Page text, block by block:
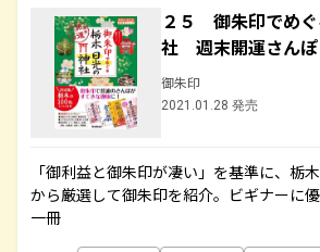
２５ 御朱印でめ
社 週末開運さんぽ
御朱印
2021.01.28 発売
「御利益と御朱印が凄い」を基準に、栃
から厳選して御朱印を紹介。ビギナーに
一冊